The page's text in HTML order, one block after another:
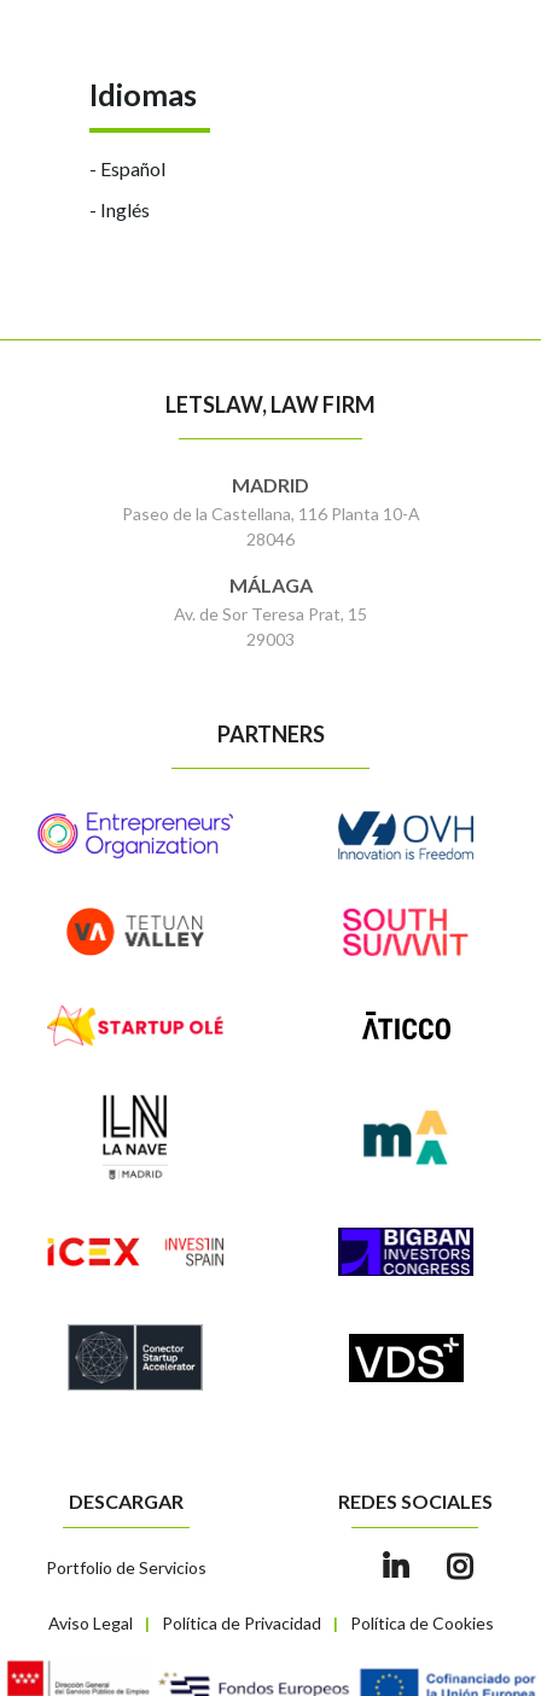
Idiomas
- Español
- Inglés
LETSLAW, LAW FIRM
MADRID
Paseo de la Castellana, 116 Planta 10-A
28046
MÁLAGA
Av. de Sor Teresa Prat, 15
29003
PARTNERS
Aviso Legal | Política de Privacidad | Política de Cookies
DESCARGAR
Portfolio de Servicios
REDES SOCIALES